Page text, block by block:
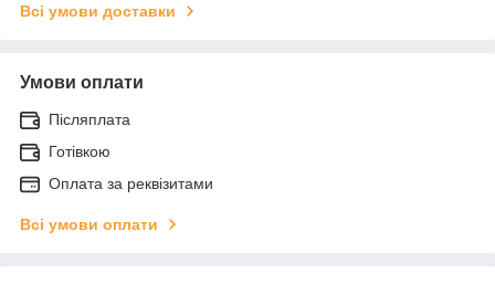
Всі умови доставки
Умови оплати
Післяплата
Готівкою
Оплата за реквізитами
Всі умови оплати